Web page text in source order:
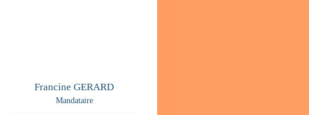
Francine GERARD
Mandataire